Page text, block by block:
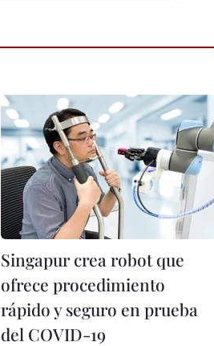
Singapur crea robot que
ofrece procedimiento
rápido y seguro en prueba
del COVID-19